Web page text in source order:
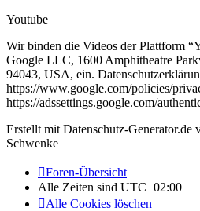
Youtube
Wir binden die Videos der Plattform
Google LLC, 1600 Amphitheatre
94043, USA, ein.
https://www.google.com/policies/
https://adssettings.google.com/
Erstellt mit Datenschutz-Generator.de
Schwenke
Foren-Übersicht
Alle Zeiten sind UTC+02:00
Alle Cookies löschen